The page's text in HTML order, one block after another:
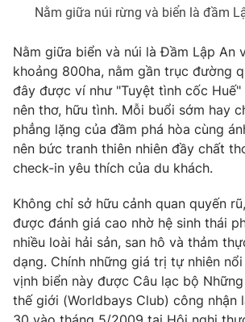
Theo dõi báo trên
Cơ quan chủ quản:Đài Truyền hình Việt
Cơ quan báo chí:Thời báo VTV
Giấy phép hoạt động báo in và báo điện tử
Tổng Biên tập: Vũ Thanh Thủy
Phó Tổng Biên tập:Nguyễn Thị Mỹ Hạnh,
Nguyễn Trọng Ninh
Tổng đài VTV:024.38 355 931 - 024.38
Ðiện thoại Thời báo VTV:024.66 897 897
Nằm giữa núi rừng và biển là đầm
Nằm giữa biển và núi là Đầm Lập An
khoảng 800ha, nằm gần trục đường
đây được ví như "Tuyệt tình cốc Huế"
nên thơ, hữu tình. Mỗi buổi sớm hay
phẳng lặng của đầm phá hòa cùng
nên bức tranh thiên nhiên đầy chất
check-in yêu thích của du khách.
Không chỉ sở hữu cảnh quan quyến
được đánh giá cao nhờ hệ sinh thái
nhiều loài hải sản, san hô và thảm
dạng. Chính những giá trị tự nhiên
vịnh biển này được Câu lạc bộ
thế giới (Worldbays Club) công nhận